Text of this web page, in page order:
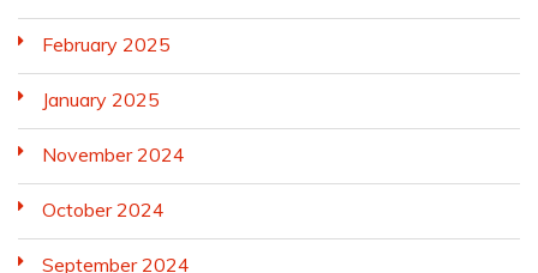
February 2025
January 2025
November 2024
October 2024
September 2024